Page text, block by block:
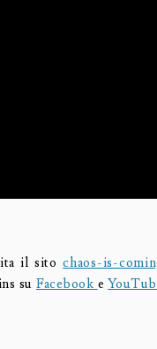
il sitochaos-is-
su Facebook e